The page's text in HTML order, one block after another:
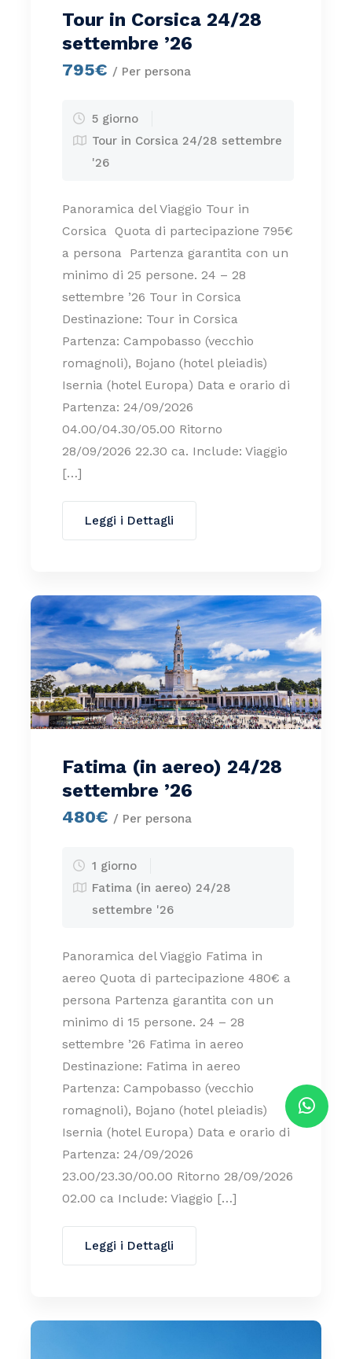
Tour in Corsica 24/28
settembre ’26
795€ / Per persona
5 giorno
Tour in Corsica 24/28 settembre
'26
Panoramica del Viaggio Tour in
Corsica Quota di partecipazione 795€
a persona Partenza garantita con un
minimo di 25 persone. 24 – 28
settembre ’26 Tour in Corsica
Destinazione: Tour in Corsica
Partenza: Campobasso (vecchio
romagnoli), Bojano (hotel pleiadis)
Isernia (hotel Europa) Data e orario di
Partenza: 24/09/2026
04.00/04.30/05.00 Ritorno
28/09/2026 22.30 ca. Include: Viaggio
[…]
Leggi i Dettagli
Fatima (in aereo) 24/28
settembre ’26
480€ / Per persona
1 giorno
Fatima (in aereo) 24/28
settembre '26
Panoramica del Viaggio Fatima in
aereo Quota di partecipazione 480€ a
persona Partenza garantita con un
minimo di 15 persone. 24 – 28
settembre ’26 Fatima in aereo
Destinazione: Fatima in aereo
Partenza: Campobasso (vecchio
romagnoli), Bojano (hotel pleiadis)
Isernia (hotel Europa) Data e orario di
Partenza: 24/09/2026
23.00/23.30/00.00 Ritorno 28/09/2026
02.00 ca Include: Viaggio […]
Leggi i Dettagli